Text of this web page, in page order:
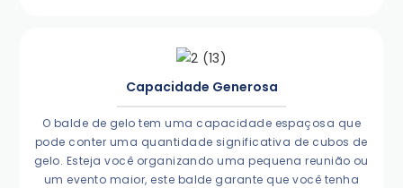
Capacidade Generosa
O balde de gelo tem uma capacidade espaçosa que
pode conter uma quantidade significativa de cubos de
gelo. Esteja você organizando uma pequena reunião ou
um evento maior, este balde garante que você tenha